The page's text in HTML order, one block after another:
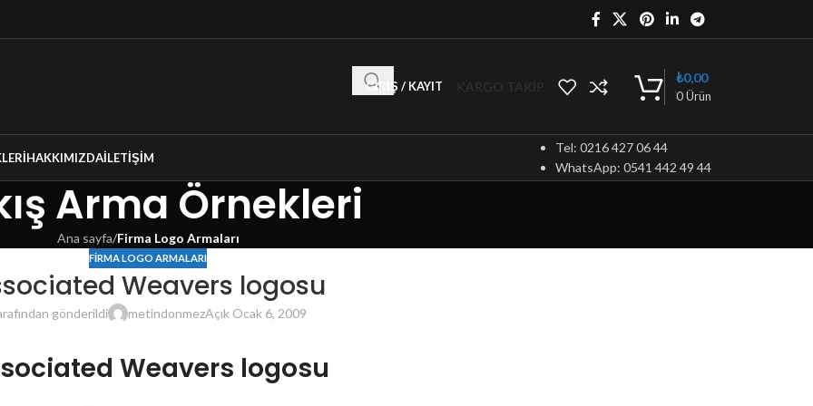
GIRIŞ / KAYIT KARGO TAKİP
0Ürün
₺0,00
HAKKIMIZDAİLETIŞIM
Tel: 0216 427 06 44
WhatsApp: 0541 442 49 44
Arma Örnekleri
Ana sayfa/Firma Logo Armaları
FIRMA LOGO ARMALARI
Weavers logosu
gönderildi metindonmezAçık Ocak 6, 2009
Weavers logosu